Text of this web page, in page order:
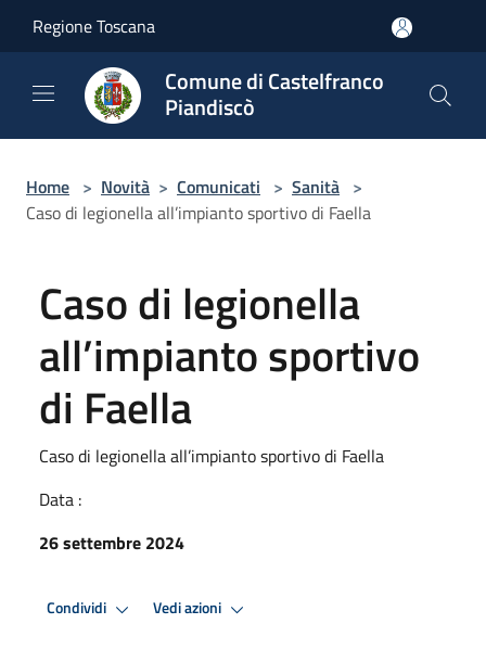
Regione Toscana
Comune di Castelfranco
Piandiscò
Home > Novità > Comunicati > Sanità >
Caso di legionella all’impianto sportivo di Faella
Caso di legionella
all’impianto sportivo
di Faella
Caso di legionella all’impianto sportivo di Faella
Data :
26 settembre 2024
Condividi Vedi azioni